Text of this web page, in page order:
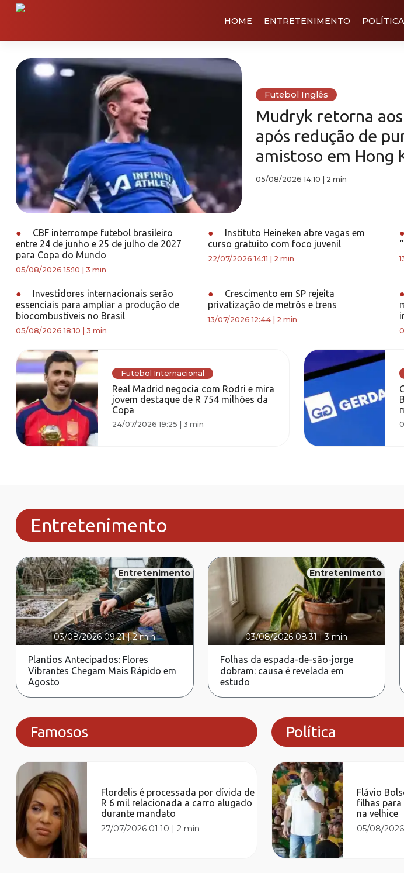
HOME ENTRETENIMENTO POLÍTICA
Futebol Inglês
Mudryk retorna
após redução de
amistoso em Hong
05/08/2026 14:10 2 min
●
CBF interrompe futebol brasileiro
entre 24 de junho e 25 de julho de 2027
para Copa do Mundo
05/08/2026 15:10 3 min
●
Instituto Heineken abre vagas em
curso gratuito com foco juvenil
22/07/2026 14:11 2 min
●
●
Investidores internacionais serão
essenciais para ampliar a produção de
biocombustíveis no Brasil
05/08/2026 18:10 3 min
●
Crescimento em SP rejeita
privatização de metrôs e trens
13/07/2026 12:44| 2 min
●
Futebol Internacional
Real Madrid negocia com Rodri e mira
jovem destaque de R 754 milhões da
Copa
24/07/2026 19:25 | 3 min
Entretenimento
Entretenimento
03/08/2026 09:21|2 min
Plantios Antecipados: Flores
Vibrantes Chegam Mais Rápido em
Agosto
Entretenimento
03/08/2026 08:31|3 min
Folhas da espada-de-são-jorge
dobram: causa é revelada em
estudo
Famosos
Flordelis é processada por dívida de
R 6 mil relacionada a carro alugado
durante mandato
27/07/2026 01:10 |2 min
Política
Flávio
filhas para
na velhice
05/08/2026